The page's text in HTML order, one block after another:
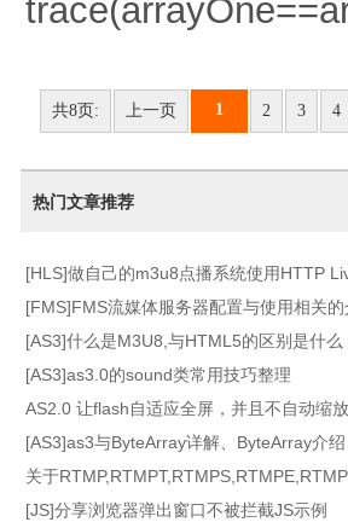
共8页: 上一页 1 2 3 4
热门文章推荐
[HLS]做自己的m3u8点播系统使用HTTP
术）
[FMS]FMS流媒体服务器配置与使用相关的
[AS3]什么是M3U8,与HTML5的区别是什么
[AS3]as3.0的sound类常用技巧整理
AS2.0 让flash自适应全屏，并且不自动缩放
[AS3]as3与ByteArray详解、ByteArray介
关于
[JS]分享浏览器弹出窗口不被拦截JS示例